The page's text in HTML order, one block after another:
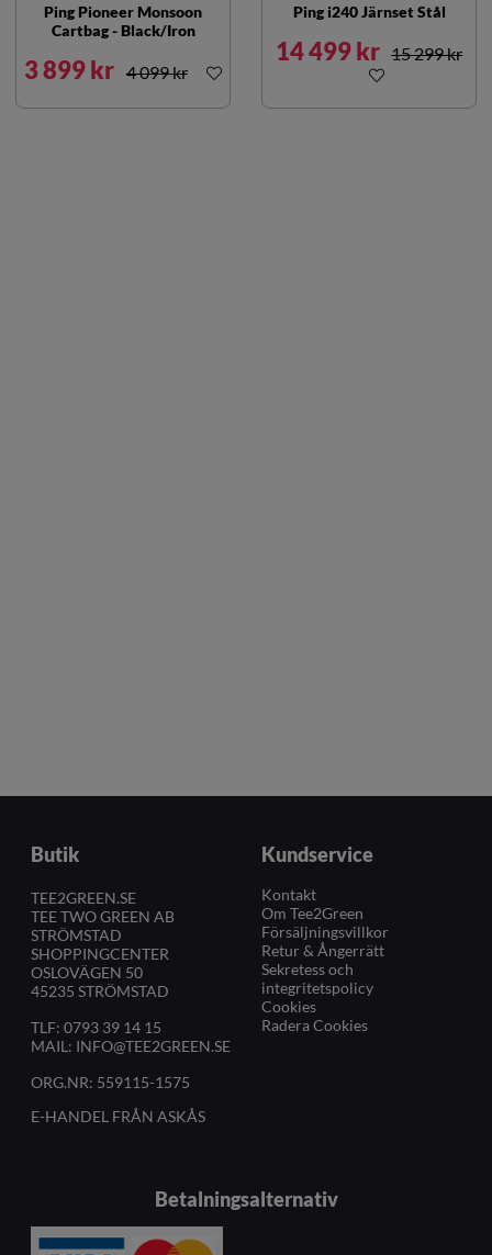
Ping Pioneer Monsoon
Cartbag - Black/Iron
3 899 kr 4 099 kr
Ping i240 Järnset Stål
14 499 kr 15 299 kr
Butik
TEE2GREEN.SE
TEE TWO GREEN AB
STRÖMSTAD
SHOPPINGCENTER
OSLOVÄGEN 50
45235 STRÖMSTAD
TLF: 0793 39 14 15
MAIL: INFO@TEE2GREEN.SE
ORG.NR: 559115-1575
E-HANDEL FRÅN ASKÅS
Kundservice
Kontakt
Om Tee2Green
Försäljningsvillkor
Retur & Ångerrätt
Sekretess och
integritetspolicy
Cookies
Radera Cookies
Betalningsalternativ